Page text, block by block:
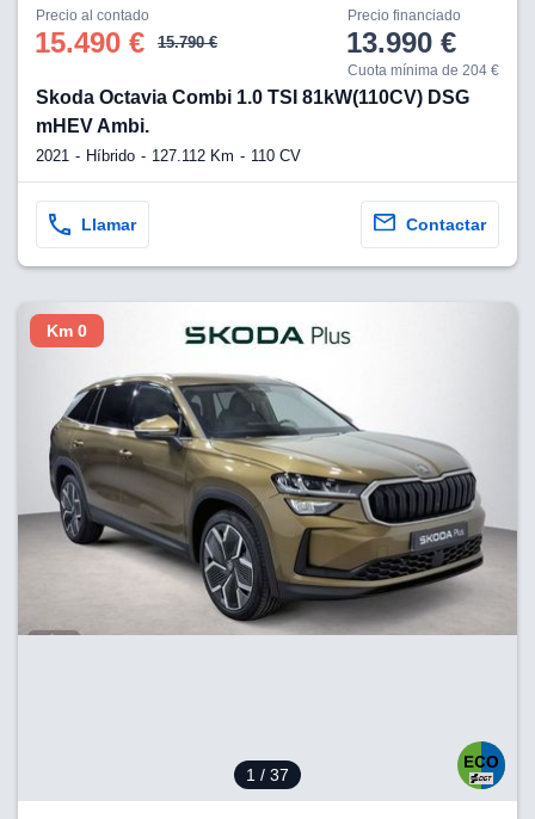
Precio al contado
15.490 € 15.790 €
Precio financiado
13.990 €
Cuota mínima de 204 €
Skoda Octavia Combi 1.0 TSI 81kW(110CV) DSG
mHEV Ambi.
2021 Híbrido 127.112 Km 110 CV
Llamar Contactar
1 / 37
Km 0